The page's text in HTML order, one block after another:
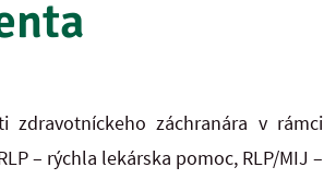
zdravotníckeho záchranára v rámci
– rýchla lekárska pomoc, RLP/MIJ –